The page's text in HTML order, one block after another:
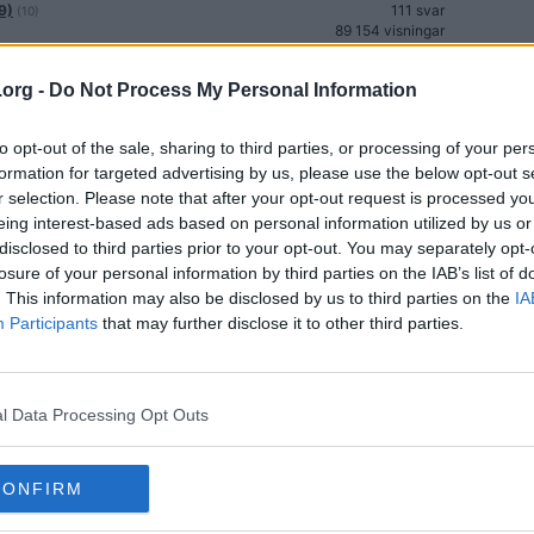
- Do Not Process My Personal Information
opt-out of the sale, sharing to third parties, or processing of your
for targeted advertising by us, please use the below opt-out
selection. Please note that after your opt-out request is processed
interest-based ads based on personal information utilized by us
to third parties prior to your opt-out. You may separately
of your personal information by third parties on the IAB’s list of
This information may also be disclosed by us to third parties on the
Participants that may further disclose it to other third parties.
Data Processing Opt Outs
(10)
111 svar
89 154 visningar
Älv – föraren död (2023-11-07)
79 019 visningar
35 538 visningar
10 svar
4 536 visningar
17 svar
4 677 visningar
21 svar
20 211 visningar
i Mallorca. (2026-07-19) (14)
162 svar
31)